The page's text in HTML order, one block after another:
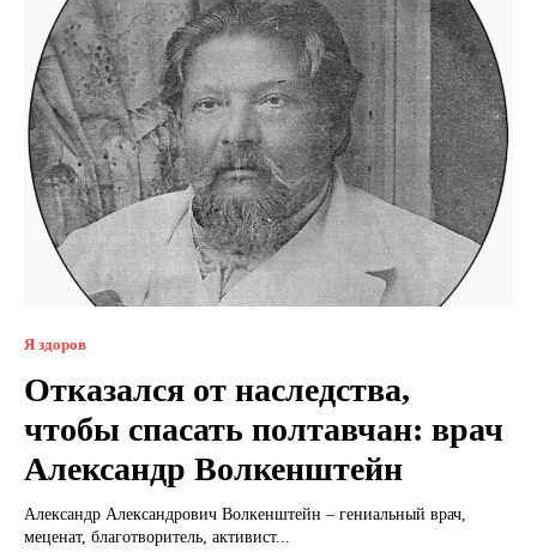
Я здоров
Отказался от наследства,
чтобы спасать полтавчан: врач
Александр Волкенштейн
Александр Александрович Волкенштейн – гениальный врач,
меценат, благотворитель, активист...